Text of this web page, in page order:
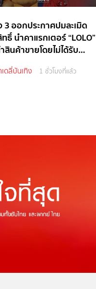
3 ออกประกาศปมละเมิด
ธิ์ นำคาแรกเตอร์ “LOLO”
สินค้าขายโดยไม่ได้รับ
เดลี่บันเทิง 1 ชั่วโมงที่แล้ว